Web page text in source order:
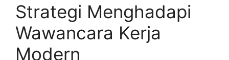
Strategi Menghadapi
Wawancara Kerja
Modern